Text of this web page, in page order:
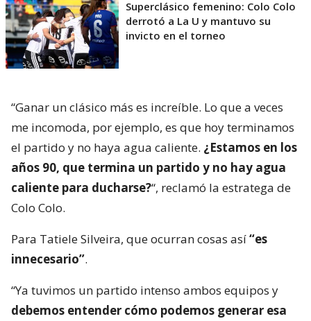
Superclásico femenino: Colo Colo
derrotó a La U y mantuvo su
invicto en el torneo
“Ganar un clásico más es increíble. Lo que a veces
me incomoda, por ejemplo, es que hoy terminamos
el partido y no haya agua caliente. ¿Estamos en los
años 90, que termina un partido y no hay agua
caliente para ducharse?“, reclamó la estratega de
Colo Colo.
Para Tatiele Silveira, que ocurran cosas así“es
innecesario”.
“Ya tuvimos un partido intenso ambos equipos y
debemos entender cómo podemos generar esa